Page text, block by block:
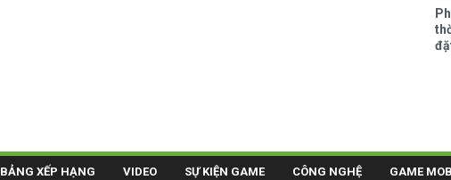
BẢNG XẾP HẠNG VIDEO SỰ KIỆN GAME CÔNG NGHỆ GAME